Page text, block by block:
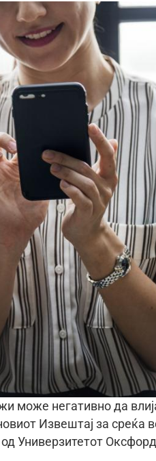
може негативно да
Извештај за среќа
Универзитетот